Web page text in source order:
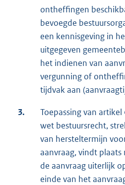
ontheffingen
bevoegde
een kennisgeving in
uitgegeven
het indienen van
vergunning of
tijdvak aan
3.
Toepassing van
wet bestuursrecht,
van hersteltermijn
aanvraag, vindt
de aanvraag uiterlijk
einde van het